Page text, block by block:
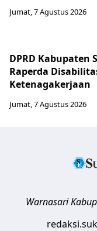
Jumat, 7 Agustus 2026
DPRD Kabupaten
Raperda
Ketenagakerjaan
Jumat, 7 Agustus 2026
Warnasari